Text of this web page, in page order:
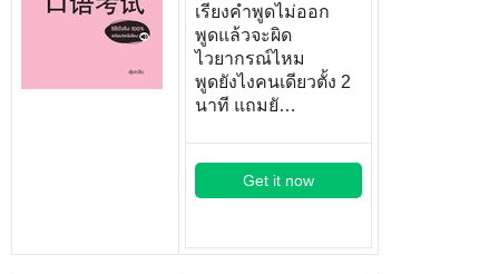
เรียงคำพูดไม่ออก
พูดแล้วจะผิด
ไวยากรณ์ไหม
พูดยังไงคนเดียวตั้ง 2
นาที แถมยั…
Get it now